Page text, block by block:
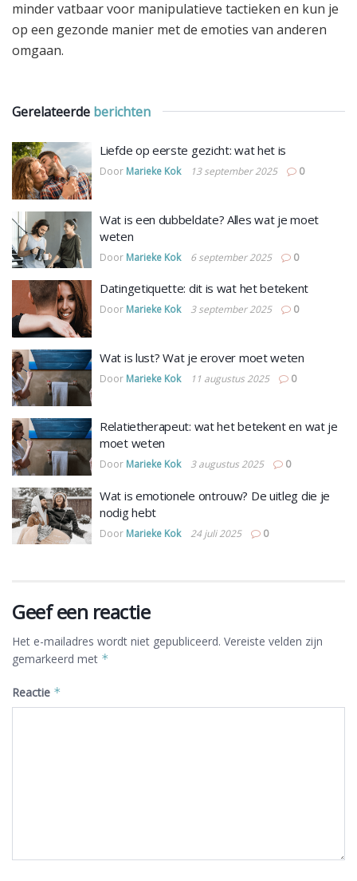
minder vatbaar voor manipulatieve tactieken en kun je
op een gezonde manier met de emoties van anderen
omgaan.
Gerelateerde berichten
Liefde op eerste gezicht: wat het is
Door Marieke Kok 13 september 2025 0
Wat is een dubbeldate? Alles wat je moet
weten
Door Marieke Kok 6 september 2025 0
Datingetiquette: dit is wat het betekent
Door Marieke Kok 3 september 2025 0
Wat is lust? Wat je erover moet weten
Door Marieke Kok 11 augustus 2025 0
Relatietherapeut: wat het betekent en wat je
moet weten
Door Marieke Kok 3 augustus 2025 0
Wat is emotionele ontrouw? De uitleg die je
nodig hebt
Door Marieke Kok 24 juli 2025 0
Geef een reactie
Het e-mailadres wordt niet gepubliceerd. Vereiste velden zijn
gemarkeerd met *
Reactie *